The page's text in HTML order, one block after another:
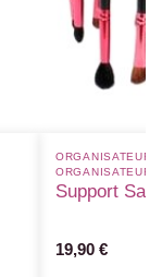
ORGANISATEUR
ORGANISATEUR
Support
19,90 €